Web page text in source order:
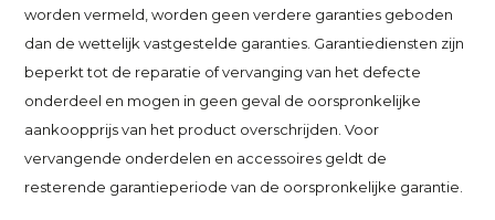
worden vermeld, worden geen verdere garanties geboden
dan de wettelijk vastgestelde garanties. Garantiediensten zijn
beperkt tot de reparatie of vervanging van het defecte
onderdeel en mogen in geen geval de oorspronkelijke
aankoopprijs van het product overschrijden. Voor
vervangende onderdelen en accessoires geldt de
resterende garantieperiode van de oorspronkelijke garantie.